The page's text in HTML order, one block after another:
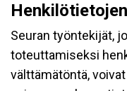
Seuran työntekijät,
toteuttamiseksi
välttämätöntä,